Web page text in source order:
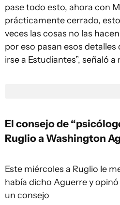
pase todo esto, ahora con
prácticamente cerrado,
veces las cosas no las
por eso pasan esos
irse a Estudiantes”, señaló
El consejo de
Ruglio a Washington
Este miércoles a Ruglio le
había dicho Aguerre y
un consejo